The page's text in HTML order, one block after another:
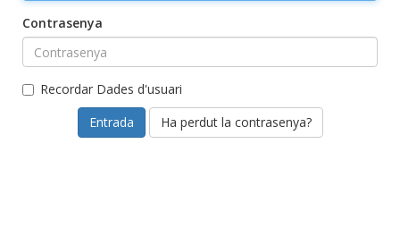
Contrasenya
Recordar Dades d'usuari
Ha perdut la contrasenya?